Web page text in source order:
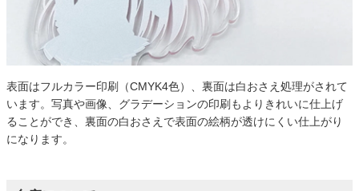
表面はフルカラー印刷（CMYK4色）、裏面は白おさえ処理がされて
います。写真や画像、グラデーションの印刷もよりきれいに仕上げ
ることができ、裏面の白おさえで表面の絵柄が透けにくい仕上がり
になります。